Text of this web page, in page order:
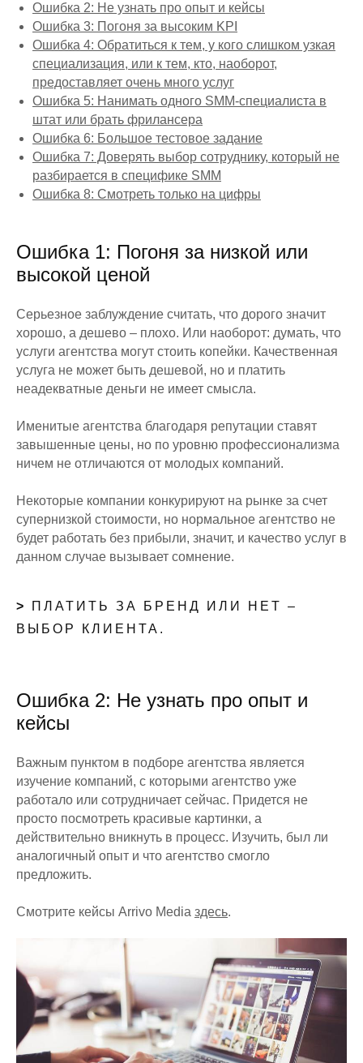
Ошибка 2: Не узнать про опыт и кейсы
Ошибка 3: Погоня за высоким KPI
Ошибка 4: Обратиться к тем, у кого слишком узкая
специализация, или к тем, кто, наоборот,
предоставляет очень много услуг
Ошибка 5: Нанимать одного SMM-специалиста в
штат или брать фрилансера
Ошибка 6: Большое тестовое задание
Ошибка 7: Доверять выбор сотруднику, который не
разбирается в специфике SMM
Ошибка 8: Смотреть только на цифры
Ошибка 1: Погоня за низкой или
высокой ценой
Серьезное заблуждение считать, что дорого значит
хорошо, а дешево – плохо. Или наоборот: думать, что
услуги агентства могут стоить копейки. Качественная
услуга не может быть дешевой, но и платить
неадекватные деньги не имеет смысла.
Именитые агентства благодаря репутации ставят
завышенные цены, но по уровню профессионализма
ничем не отличаются от молодых компаний.
Некоторые компании конкурируют на рынке за счет
супернизкой стоимости, но нормальное агентство не
будет работать без прибыли, значит, и качество услуг в
данном случае вызывает сомнение.
>
ПЛАТИТЬ ЗА БРЕНД ИЛИ НЕТ –
ВЫБОР КЛИЕНТА.
Ошибка 2: Не узнать про опыт и
кейсы
Важным пунктом в подборе агентства является
изучение компаний, с которыми агентство уже
работало или сотрудничает сейчас. Придется не
просто посмотреть красивые картинки, а
действительно вникнуть в процесс. Изучить, был ли
аналогичный опыт и что агентство смогло
предложить.
Смотрите кейсы Arrivo Media здесь.